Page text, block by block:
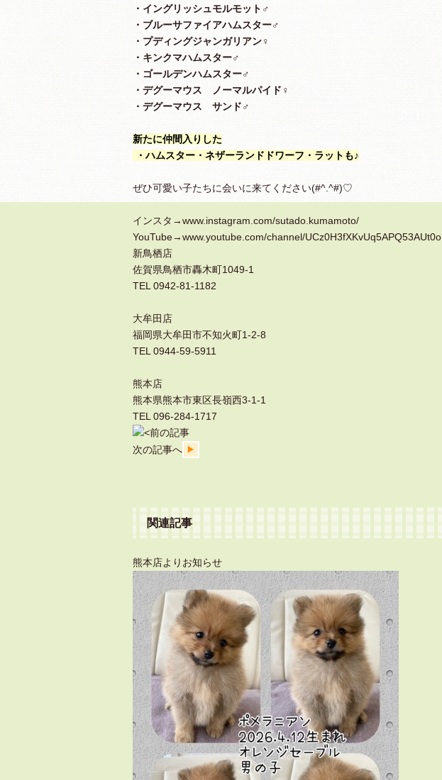
・イングリッシュモルモット♂
・ブルーサファイアハムスター♂
・プディングジャンガリアン♀
・キンクマハムスター♂
・ゴールデンハムスター♂
・デグーマウス ノーマルパイド♀
・デグーマウス サンド♂
新たに仲間入りした
・ハムスター・ネザーランドドワーフ・ラットも♪
ぜひ可愛い子たちに会いに来てください(#^.^#)♡
インスタ→www.instagram.com/sutado.kumamoto/
YouTube→www.youtube.com/channel/UCz0H3fXKvUq5APQ53AUt0o
新鳥栖店
佐賀県鳥栖市轟木町1049-1
TEL 0942-81-1182
大牟田店
福岡県大牟田市不知火町1-2-8
TEL 0944-59-5911
熊本店
熊本県熊本市東区長嶺西3-1-1
TEL 096-284-1717
前の記事
次の記事へ
関連記事
熊本店よりお知らせ